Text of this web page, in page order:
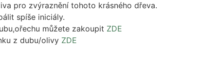
pro zvýraznění tohoto krásného dřeva.
spíše iniciály.
můžete zakoupit ZDE
z dubu/olivy ZDE